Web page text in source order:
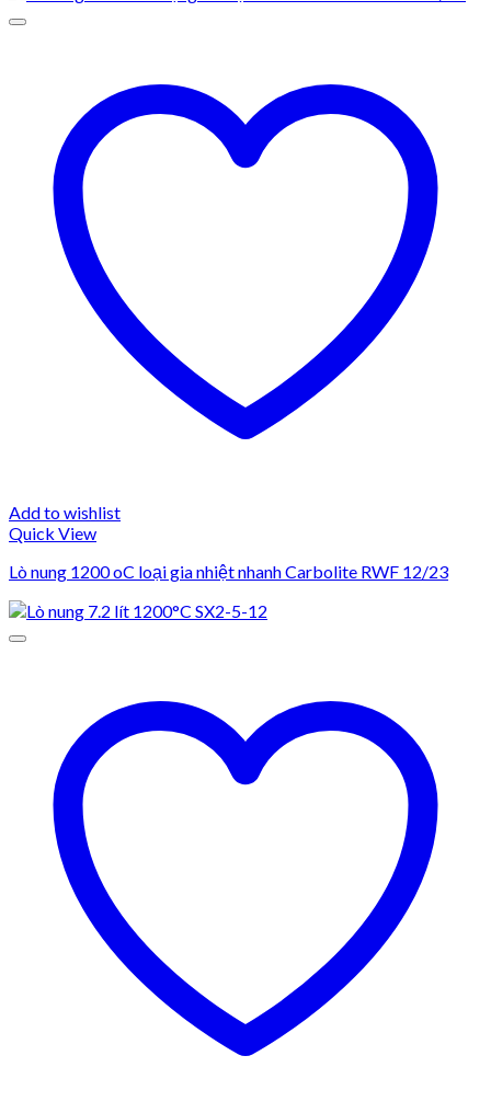
Add to wishlist
Quick View
Lò nung 1200 oC loại gia nhiệt nhanh Carbolite RWF 12/23